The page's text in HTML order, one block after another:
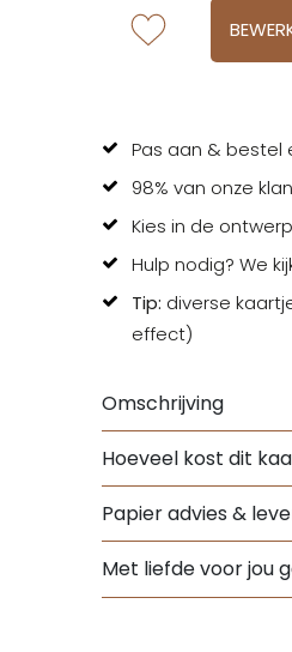
Pas aan & bestel
98% van onze
Kies in de
Hulp nodig? We
Tip: diverse
effect)
Omschrijving
Hoeveel kost dit
Papier advies &
Met liefde voor jou